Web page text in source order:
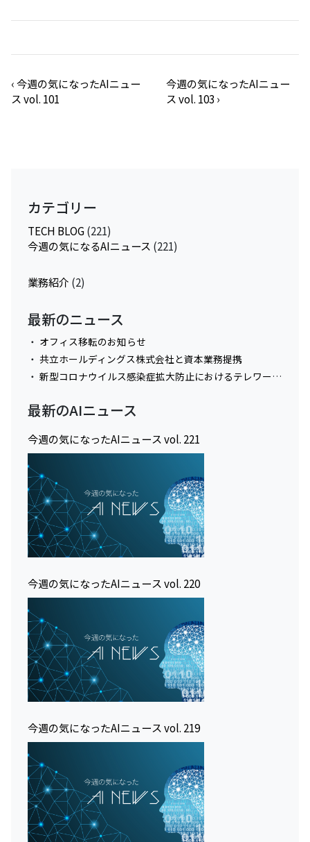
‹今週の気になったAIニュー
ス vol. 101
今週の気になったAIニュー
ス vol. 103 ›
カテゴリー
TECH BLOG(221)
今週の気になるAIニュース (221)
業務紹介 (2)
最新のニュース
オフィス移転のお知らせ
共立ホールディングス株式会社と資本業務提携
新型コロナウイルス感染症拡大防止におけるテレワーク実施に関してのお知らせ
最新のAIニュース
今週の気になったAIニュース vol. 221
今週の気になったAIニュース vol. 220
今週の気になったAIニュース vol. 219